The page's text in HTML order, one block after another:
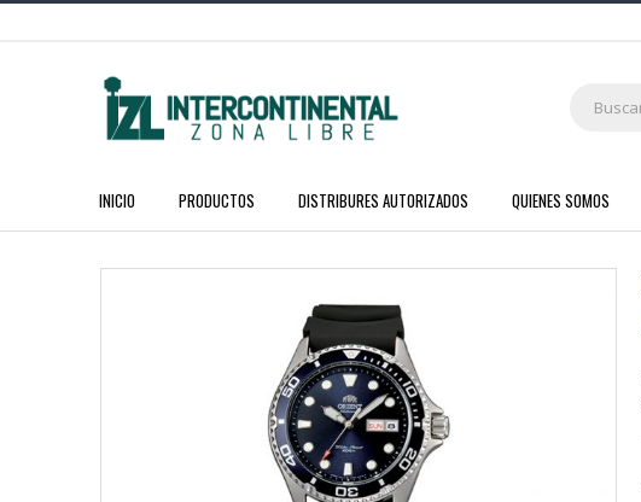
INICIO PRODUCTOS DISTRIBURES AUTORIZADOS QUIENES SOMOS